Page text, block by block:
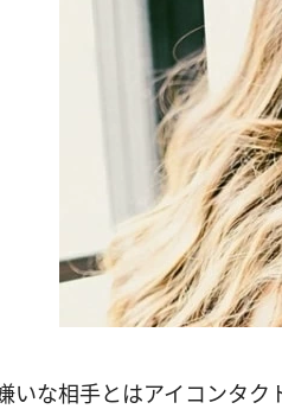
いな相手とはアイコンタク